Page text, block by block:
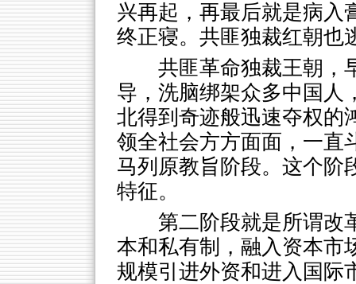
兴再起，再最后就是病入
终正寝。共匪独裁红朝也
共匪革命独裁王朝，
导，洗脑绑架众多中国人
北得到奇迹般迅速夺权的
领全社会方方面面，一直
马列原教旨阶段。这个阶
特征。
第二阶段就是所谓改
本和私有制，融入资本市
规模引进外资和进入国际